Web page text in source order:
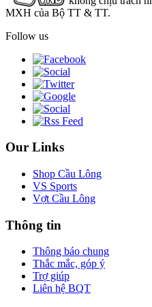
MXH của Bộ TT & TT.
Follow us
Our Links
Shop Cầu Lông
VS Sports
Vợt Cầu Lông
Thông tin
Thông báo chung
Thắc mắc, góp ý
Trợ giúp
Liên hệ BQT